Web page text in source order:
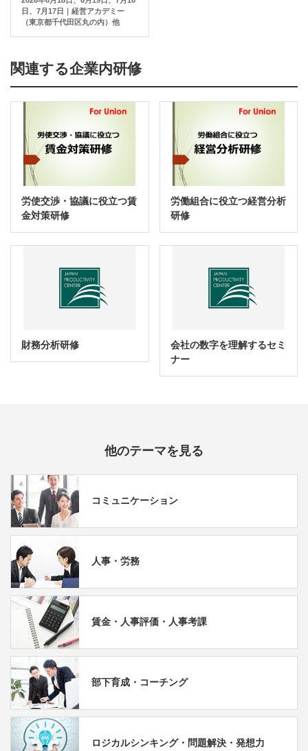
日、7月17日｜経営アカデミー
（東京都千代田区丸の内）他
関連する企業内研修
労使交渉・協議に役立つ賃
金対策研修
労働組合に役立つ経営分析
研修
財務分析研修
会社の数字を理解するセミ
ナー
他のテーマを見る
コミュニケーション
人事・労務
賃金・人事評価・人事考課
部下育成・コーチング
ロジカルシンキング・問題解決・発想力